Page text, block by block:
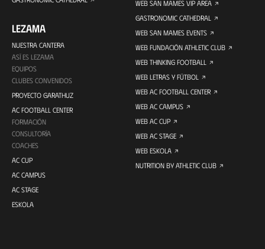
LEZAMA
NUESTRA CANTERA
ASÍ ES LEZAMA
EQUIPOS
CLUBES CONVENIDOS
PROYECTO GARATHUZ
AC FOOTBALL CENTER
FORMACIÓN
CONSULTORÍA
COACHES
AC CUP
AC CAMPUS
AC STAGE
ESKOLA
WEB SAN MAMES VIP AREA
GASTRONOMIC CATHEDRAL
WEB SAN MAMES EVENTS
WEB FUNDACIÓN ATHLETIC CLUB
WEB THINKING FOOTBALL
WEB LETRAS Y FÚTBOL
WEB AC FOOTBALL CENTER
WEB AC CAMPUS
WEB AC CUP
WEB AC STAGE
WEB ESKOLA
NUTRITION BY ATHLETIC CLUB